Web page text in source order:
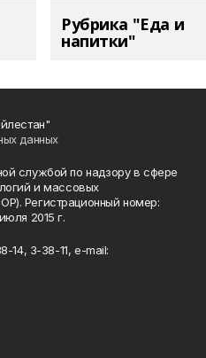
Рубрика "Еда и
напитки"
данных
службой по надзору в сфере
и массовых
Регистрационный номер:
2015 г.
14, 3-38-11, e-mail: